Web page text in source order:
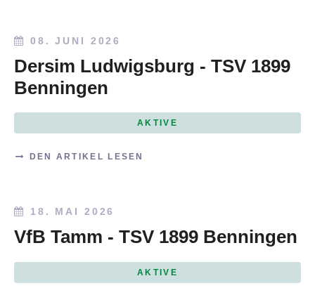
08. JUNI 2026
Dersim Ludwigsburg - TSV 1899
Benningen
AKTIVE
DEN ARTIKEL LESEN
18. MAI 2026
VfB Tamm - TSV 1899 Benningen
AKTIVE